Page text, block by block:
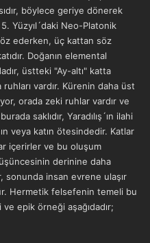
böylece geriye dönerek
Yüzyıl´daki Neo-Platonik
ederken, üç kattan söz
Doğanın elemental
üstteki "Ay-altı" katta
ruhları vardır. Kürenin daha üst
orada zeki ruhlar vardır ve
saklıdır, Yaradılış´ın ilahi
veya katın ötesindedir. Katlar
içerirler ve bu oluşum
derinine daha
sonunda insan evrene ulaşır
Hermetik felsefenin temeli bu
epik örneği aşağıdadır;